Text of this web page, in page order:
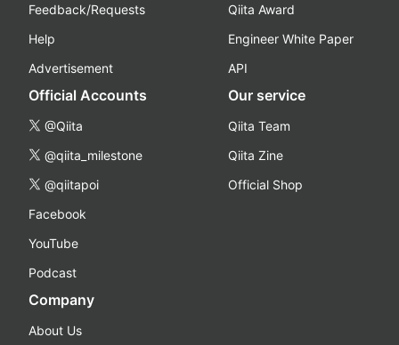
Feedback/Requests
Help
Advertisement
Qiita Award
Engineer White Paper
API
Official Accounts
@Qiita
@qiita_milestone
@qiitapoi
Facebook
YouTube
Podcast
Our service
Qiita Team
Qiita Zine
Official Shop
Company
About Us